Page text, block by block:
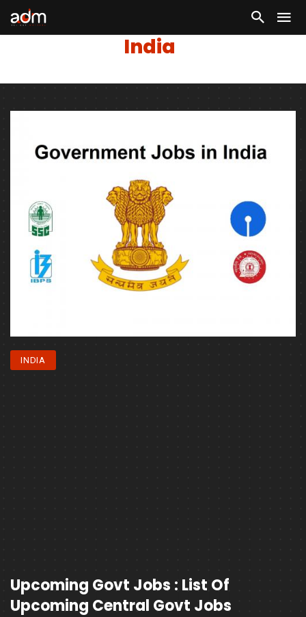
India
INDIA
Upcoming Govt Jobs : List Of
Upcoming Central Govt Jobs